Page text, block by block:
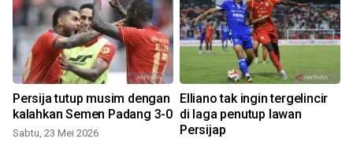
Persija tutup musim dengan
kalahkan Semen Padang 3-0
Sabtu, 23 Mei 2026
Elliano tak ingin tergelincir
di laga penutup lawan
Persijap